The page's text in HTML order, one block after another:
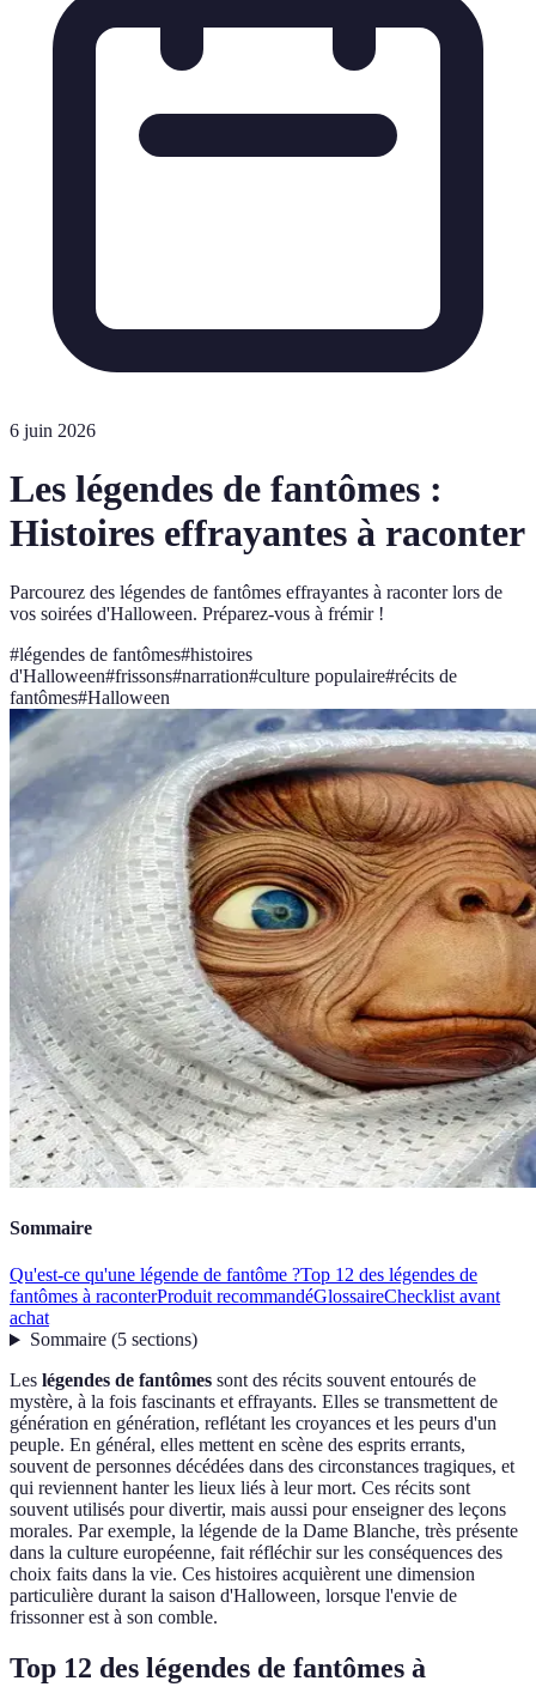
6 juin 2026
Les légendes de fantômes :
Histoires effrayantes à raconter
Parcourez des légendes de fantômes effrayantes à raconter lors de
vos soirées d'Halloween. Préparez-vous à frémir !
#légendes de fantômes#histoires
d'Halloween#frissons#narration#culture populaire#récits de
fantômes#Halloween
Sommaire
Qu'est-ce qu'une légende de fantôme ?Top 12 des légendes de
fantômes à raconterProduit recommandéGlossaireChecklist avant
achat
Sommaire(5 sections)
Les légendes de fantômes sont des récits souvent entourés de
mystère, à la fois fascinants et effrayants. Elles se transmettent de
génération en génération, reflétant les croyances et les peurs d'un
peuple. En général, elles mettent en scène des esprits errants,
souvent de personnes décédées dans des circonstances tragiques, et
qui reviennent hanter les lieux liés à leur mort. Ces récits sont
souvent utilisés pour divertir, mais aussi pour enseigner des leçons
morales. Par exemple, la légende de la Dame Blanche, très présente
dans la culture européenne, fait réfléchir sur les conséquences des
choix faits dans la vie. Ces histoires acquièrent une dimension
particulière durant la saison d'Halloween, lorsque l'envie de
frissonner est à son comble.
Top 12 des légendes de fantômes à